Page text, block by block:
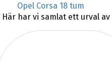
Opel Corsa 18 tum
Här har vi samlat ett urval av